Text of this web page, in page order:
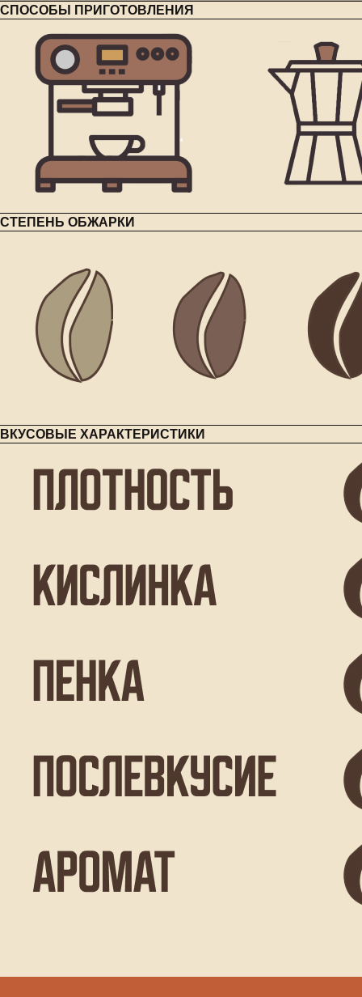
СПОСОБЫ ПРИГОТОВЛЕНИЯ
СТЕПЕНЬ ОБЖАРКИ
ВКУСОВЫЕ ХАРАКТЕРИСТИКИ